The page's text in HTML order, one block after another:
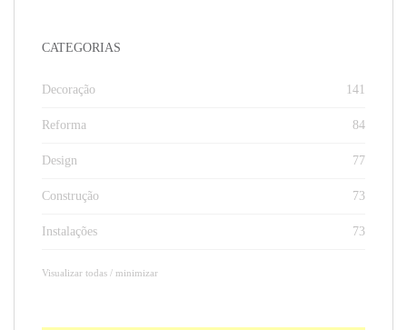
CATEGORIAS
Decoração 141
Reforma 84
Design 77
Construção 73
Instalações 73
Visualizar todas / minimizar